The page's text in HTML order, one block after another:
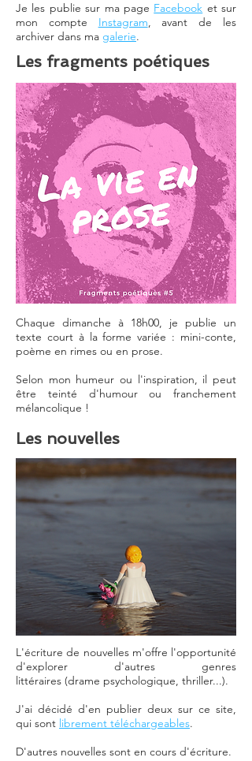
Je les publie sur ma page Facebook et sur
mon compte Instagram, avant de les
archiver dans ma galerie.
Les fragments poétiques
Chaque dimanche à 18h00, je publie un
texte court à la forme variée : mini-conte,
poème en rimes ou en prose.
Selon mon humeur ou l'inspiration, il peut
être teinté d'humour ou franchement
mélancolique !
Les nouvelles
L'écriture de nouvelles m'offre l'opportunité
d'explorer d'autres genres
littéraires (drame psychologique, thriller...).
J'ai décidé d'en publier deux sur ce site,
qui sont librement téléchargeables.
D'autres nouvelles sont en cours d'écriture.